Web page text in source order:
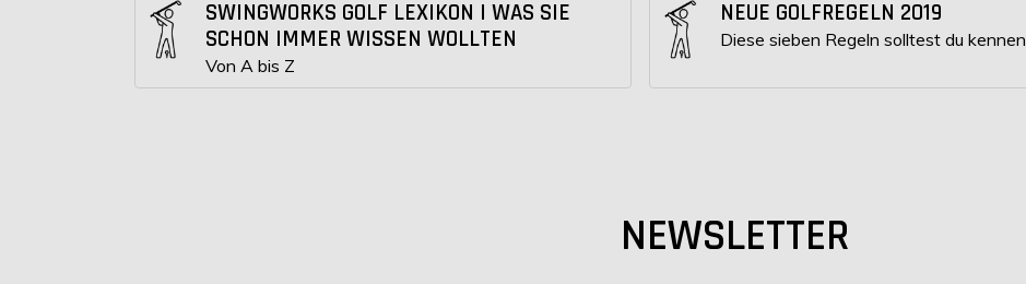
SWINGWORKS GOLF LEXIKON | WAS SIE
SCHON IMMER WISSEN WOLLTEN
Von A bis Z
NEUE GOLFREGELN 2019
Diese sieben Regeln solltest du kennen
NEWSLETTER